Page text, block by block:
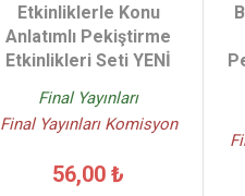
Etkinliklerle Konu
Anlatımlı Pekiştirme
Etkinlikleri Seti YENİ
Final Yayınları
Final Yayınları Komisyon
56,00 ₺